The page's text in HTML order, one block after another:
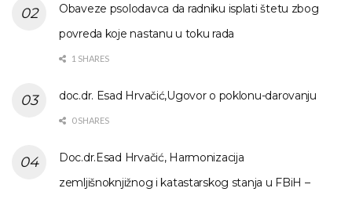
Obaveze psolodavca da radniku isplati štetu zbog
povreda koje nastanu u toku rada
1 SHARES
doc.dr. Esad Hrvačić,Ugovor o poklonu-darovanju
0 SHARES
Doc.dr.Esad Hrvačić, Harmonizacija
zemljišnoknjižnog i katastarskog stanja u FBiH –